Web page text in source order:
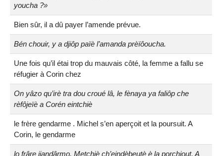
youcha ?»
Bien sûr, il a dû payer l’amende prévue.
Bén chouir, y a djiôp païè l’amanda prèïôoucha.
Une fois qu’il étai trop du mauvais côté, la femme a fallu se
réfugier à Corin chez
On yâzo qu’irè tra dou croué lâ, le fènaya ya faliôp che
rèfôjeïè a Corén eintchiè
le frère gendarme . Michel s’en aperçoit et la poursuit. A
Corin, le gendarme
lo frâre jiandârmo. Metchiè ch’eindèbeutè è la porchiout. A